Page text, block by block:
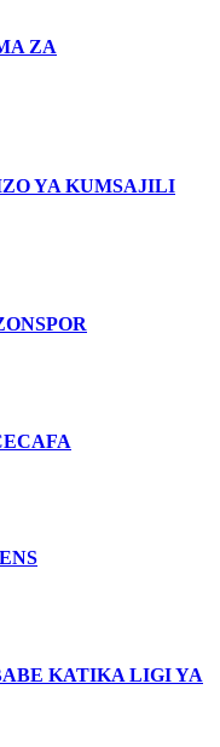
ZA
YA KUMSAJILI
KATIKA LIGI YA